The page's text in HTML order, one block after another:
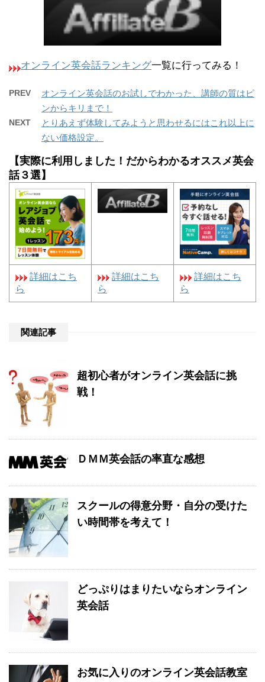
オンライン英会話ランキング一覧に行ってみる！
PREV
オンライン英会話のお試しでわかった、講師の質はピ
ンからキリまで！
NEXT
とりあえず体験してみようと思わせるにはこれ以上に
ない価格設定。
【実際に利用しました！だからわかるオススメ英会
話３選】
詳細はこち
ら
詳細はこち
ら
詳細はこち
ら
関連記事
超初心者がオンライン英会話に挑
戦！
ＤＭＭ英会話の率直な感想
スクールの得意分野・自分の受けた
い時間帯を考えて！
どっぷりはまりたいならオンライン
英会話
お気に入りのオンライン英会話教室